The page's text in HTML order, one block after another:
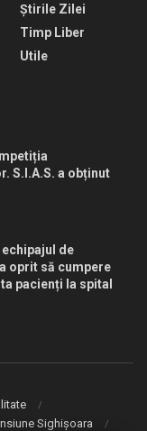
Știrile Zilei
Timp Liber
Utile
S.I.A.S. a obținut
de
oprit să cumpere
pacienți la spital
Sighișoara